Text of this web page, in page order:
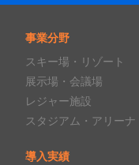
事業分野
スキー場・リゾート
展示場・会議場
レジャー施設
スタジアム・アリーナ
導入実績